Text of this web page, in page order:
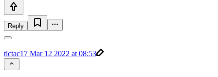
Reply
tictac17 Mar 12 2022 at 08:53